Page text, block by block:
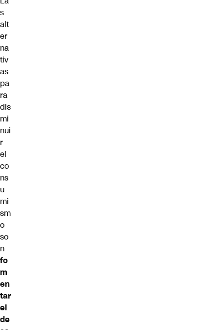
s
alt
er
na
tiv
as
pa
ra
dis
mi
nui
r
el
co
ns
u
mi
sm
o
so
n
fo
m
en
tar
el
de